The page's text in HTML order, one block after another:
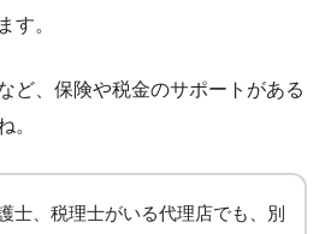
す。
ど、保険や税金のサポートがある
。
士、税理士がいる代理店でも、別